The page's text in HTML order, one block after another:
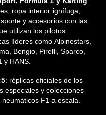
ropa interior ignífuga,
y accesorios con las
utilizan los pilotos
líderes como Alpinestars,
Bengio, Pirelli, Sparco,
y HANS.
: réplicas oficiales de los
especiales y colecciones
F1 a escala.